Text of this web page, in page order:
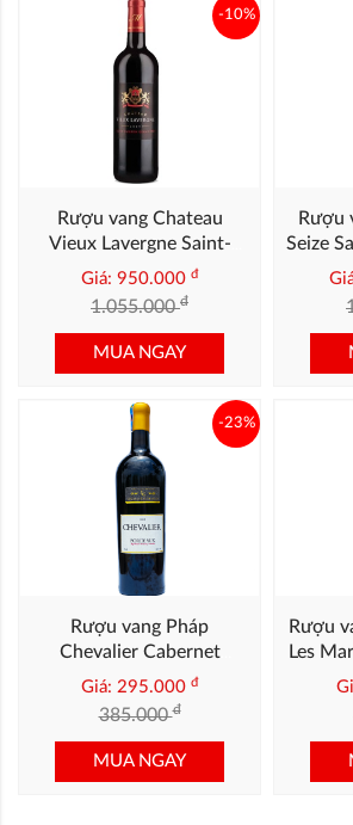
Rượu vang Chateau
Vieux Lavergne Saint-
Emilion Grand Cru 2019
(13.5%)
Giá: 950.000 đ
1.055.000đ
-10%
MUA NGAY
Rượu
Seize
Rượu vang Pháp
Chevalier Cabernet
Sauvignon
Giá: 295.000 đ
385.000đ
-23%
MUA NGAY
Rượu
Les